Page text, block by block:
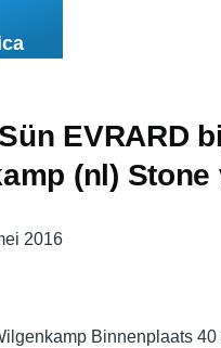
EVRARD
(nl) Stone
2016
Binnenplaats